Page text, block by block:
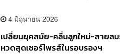
4 มิถุนายน 2026
เปลี่ยนยุคสมัย-คลื่นลูกใหม่-สายลม
หวดสุดเซอร์ไพรส์ในรอบรองฯ